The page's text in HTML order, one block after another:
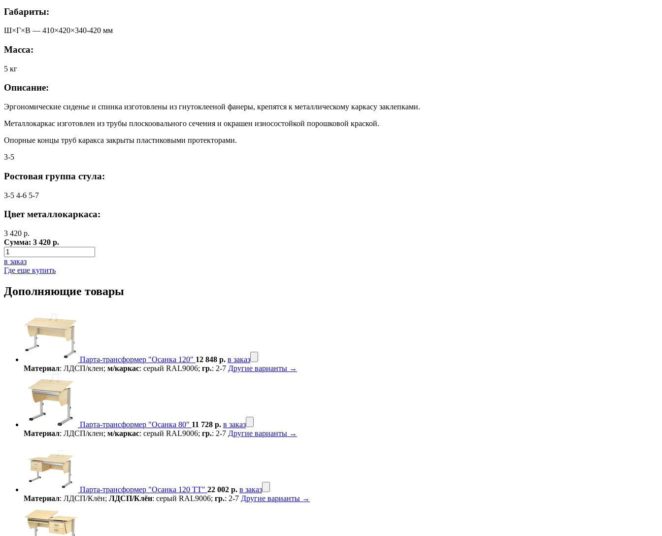
Габариты:
Ш×Г×В — 410×420×340-420 мм
Масса:
5 кг
Описание:
Эргономические сиденье и спинка изготовлены из гнутоклееной фанеры, крепятся к металлическому каркасу заклепками.
Металлокаркас изготовлен из трубы плоскоовального сечения и окрашен износостойкой порошковой краской.
Опорные концы труб каракса закрыты пластиковыми протекторами.
3-5
Ростовая группа стула:
3-5 4-6 5-7
Цвет металлокаркаса:
3 420 р.
Сумма: 3 420 р.
в заказ
Где еще купить
Дополняющие товары
Парта-трансформер "Осанка 120" 12 848 р. в заказ
Материал: ЛДСП/клен; м/каркас: серый RAL9006; гр.: 2-7 Другие варианты →
Парта-трансформер "Осанка 80" 11 728 р. в заказ
Материал: ЛДСП/клен; м/каркас: серый RAL9006; гр.: 2-7 Другие варианты →
Парта-трансформер "Осанка 120 ТТ" 22 002 р. в заказ
Материал: ЛДСП/Клён; ЛДСП/Клён: серый RAL9006; гр.: 2-7 Другие варианты →